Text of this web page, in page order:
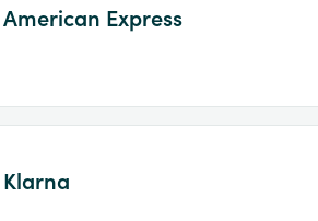
American Express
Klarna